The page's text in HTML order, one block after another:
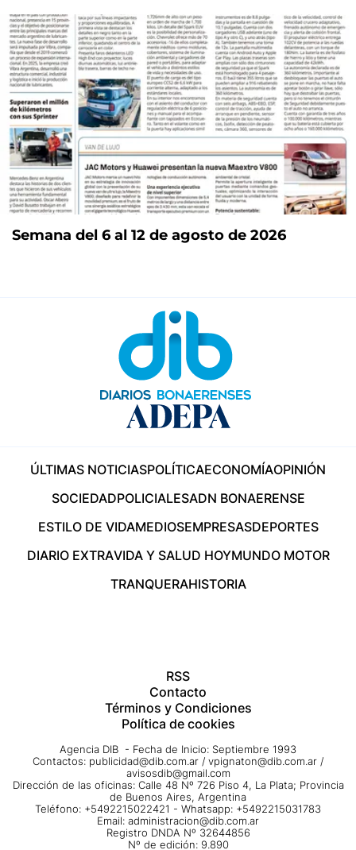
Semana del 6 al 12 de agosto de 2026
ÚLTIMAS NOTICIASPOLÍTICAECONOMÍAOPINIÓN
SOCIEDADPOLICIALESADN BONAERENSE
ESTILO DE VIDAMEDIOSEMPRESASDEPORTES
DIARIO EXTRAVIDA Y SALUD HOYMUNDO MOTOR
TRANQUERAHISTORIA
RSS
Contacto
Términos y Condiciones
Política de cookies
Agencia DIB - Fecha de Inicio: Septiembre 1993
Contactos: publicidad@dib.com.ar / vpignaton@dib.com.ar /
avisosdib@gmail.com
Dirección de las oficinas: Calle 48 Nº 726 Piso 4, La Plata; Provincia
de Buenos Aires, Argentina
Teléfono: +5492215022421 - Whatsapp: +5492215031783
Email: administracion@dib.com.ar
Registro DNDA Nº 32644856
Nº de edición: 9.890